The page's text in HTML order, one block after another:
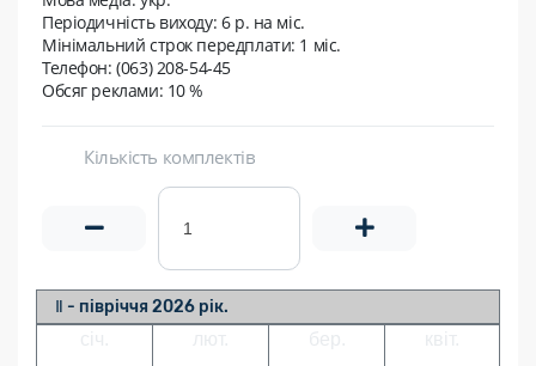
Періодичність виходу: 6 р. на міс.
Мінімальний строк передплати: 1 міс.
Телефон: (063) 208-54-45
Обсяг реклами: 10 %
Кількість комплектів
Ⅱ - півріччя 2026 рік.